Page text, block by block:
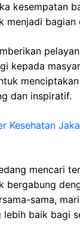
kesempatan
menjadi
kepada
dan inspiratif.
Kesehatan
mencari
bergabung
sama,
lebih baik bagi